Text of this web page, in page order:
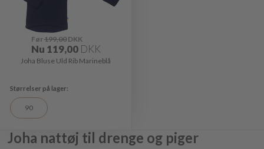
Før199,00DKK
Nu 119,00 DKK
Joha Bluse Uld Rib Marineblå
90
Joha nattøj til drenge og piger